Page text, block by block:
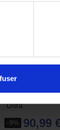
Ultra
-9% 90,99